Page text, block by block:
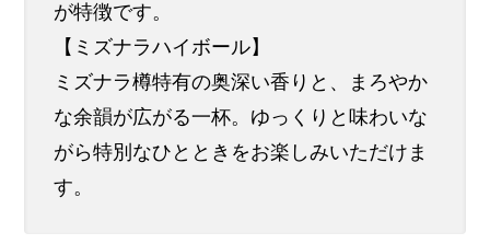
が特徴です。
【ミズナラハイボール】
ミズナラ樽特有の奥深い香りと、まろやか
な余韻が広がる一杯。ゆっくりと味わいな
がら特別なひとときをお楽しみいただけま
す。